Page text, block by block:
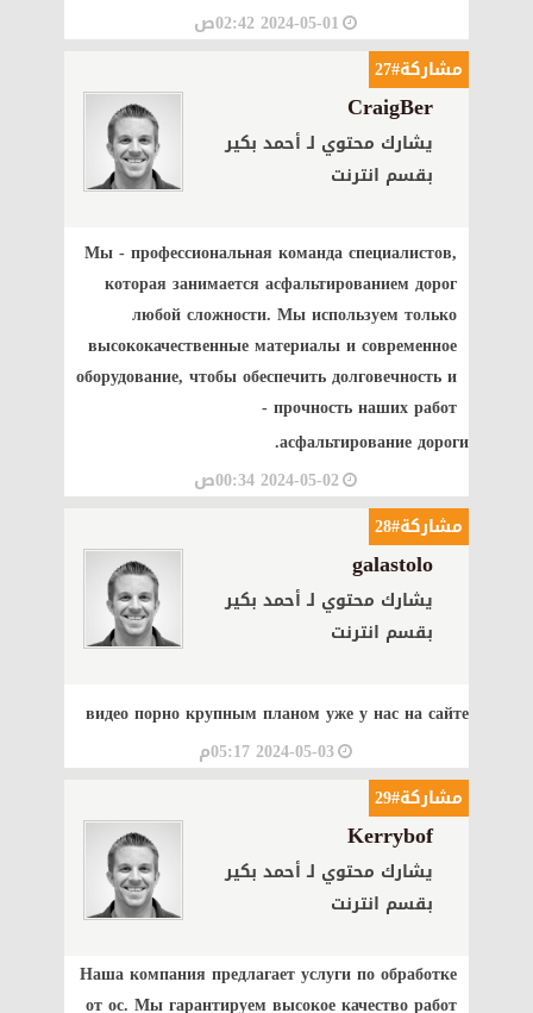
2024-05-01 02:42ص
مشاركة#27
CraigBer
يشارك محتوي لـ أحمد بكير
بقسم انترنت
Мы - профессиональная команда специалистов,
которая занимается асфальтированием дорог
любой сложности. Мы используем только
высококачественные материалы и современное
оборудование, чтобы обеспечить долговечность и
прочность наших работ -
асфальтирование дороги.
2024-05-02 00:34ص
مشاركة#28
galastolo
يشارك محتوي لـ أحمد بكير
بقسم انترنت
видео порнокрупным планом уже у нас на сайте
2024-05-03 05:17م
مشاركة#29
Kerrybof
يشارك محتوي لـ أحمد بكير
بقسم انترنت
Наша компания предлагает услуги по обработке
от ос. Мы гарантируем высокое качество работ